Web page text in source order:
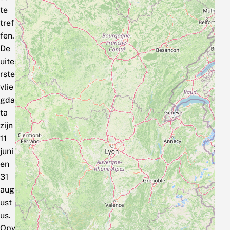
te
tref
fen.
De
uite
rste
vlie
gda
ta
zijn
11
juni
en
31
aug
ust
us.